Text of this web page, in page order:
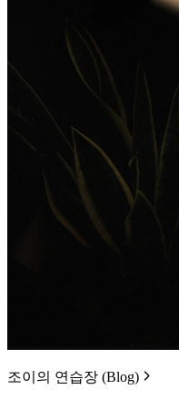
조이의 연습장 (Blog)